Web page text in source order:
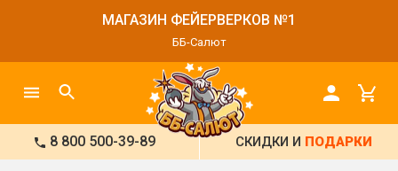
МАГАЗИН ФЕЙЕРВЕРКОВ №1
ББ-Салют
8 800 500-39-89 СКИДКИ И ПОДАРКИ